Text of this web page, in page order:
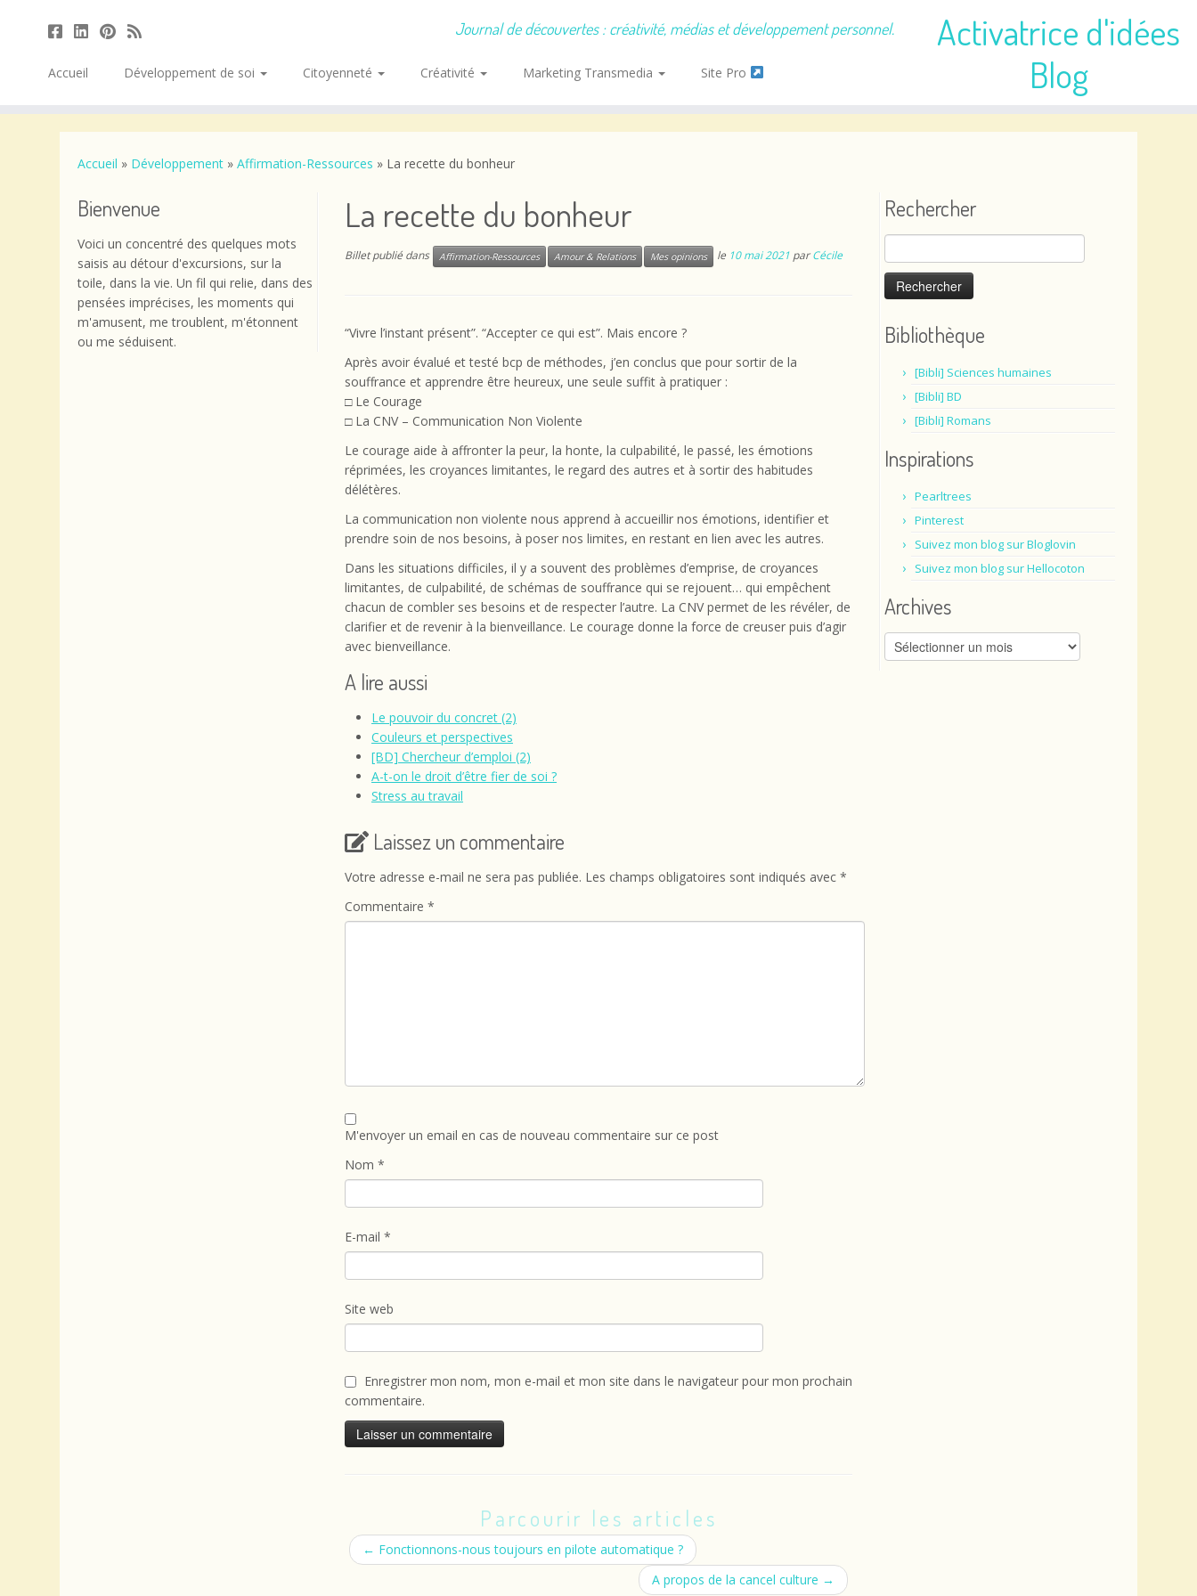
Activatrice d'idées
Blog
Journal de découvertes : créativité, médias et développement personnel.
Accueil Développement de soi Citoyenneté Créativité Marketing Transmedia Site Pro
Accueil » Développement » Affirmation-Ressources » La recette du bonheur
Bienvenue
Voici un concentré des quelques mots
saisis au détour d'excursions, sur la
toile, dans la vie. Un fil qui relie, dans des
pensées imprécises, les moments qui
m'amusent, me troublent, m'étonnent
ou me séduisent.
La recette du bonheur
Billet publié dans Affirmation-Ressources Amour & Relations Mes opinions le 10 mai 2021 parCécile
“Vivre l’instant présent”. “Accepter ce qui est”. Mais encore ?
Après avoir évalué et testé bcp de méthodes, j’en conclus que pour sortir de la
souffrance et apprendre être heureux, une seule suffit à pratiquer :
□ Le Courage
□ La CNV – Communication Non Violente
Le courage aide à affronter la peur, la honte, la culpabilité, le passé, les émotions
réprimées, les croyances limitantes, le regard des autres et à sortir des habitudes
délétères.
La communication non violente nous apprend à accueillir nos émotions, identifier et
prendre soin de nos besoins, à poser nos limites, en restant en lien avec les autres.
Dans les situations difficiles, il y a souvent des problèmes d’emprise, de croyances
limitantes, de culpabilité, de schémas de souffrance qui se rejouent… qui empêchent
chacun de combler ses besoins et de respecter l’autre. La CNV permet de les révéler, de
clarifier et de revenir à la bienveillance. Le courage donne la force de creuser puis d’agir
avec bienveillance.
A lire aussi
Le pouvoir du concret (2)
Couleurs et perspectives
[BD] Chercheur d’emploi (2)
A-t-on le droit d’être fier de soi ?
Stress au travail
Laissez un commentaire
Votre adresse e-mail ne sera pas publiée. Les champs obligatoires sont indiqués avec *
Commentaire *
M'envoyer un email en cas de nouveau commentaire sur ce post
Nom *
E-mail *
Site web
Enregistrer mon nom, mon e-mail et mon site dans le navigateur pour mon prochain
commentaire.
Parcourir les articles
← Fonctionnons-nous toujours en pilote automatique ?
A propos de la cancel culture →
Rechercher
Rechercher :
Bibliothèque
[Bibli] Sciences humaines
[Bibli] BD
[Bibli] Romans
Inspirations
Pearltrees
Pinterest
Suivez mon blog sur Bloglovin
Suivez mon blog sur Hellocoton
Archives
Archives